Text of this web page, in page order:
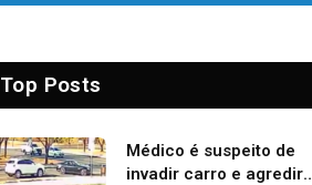
Top Posts
Médico é suspeito de
invadir carro e agredir